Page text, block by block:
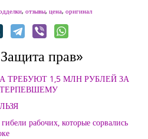
, отзывы, цена, оригинал
прав»
ТРЕБУЮТ 1,5 МЛН РУБЛЕЙ ЗА
рабочих, которые сорвались